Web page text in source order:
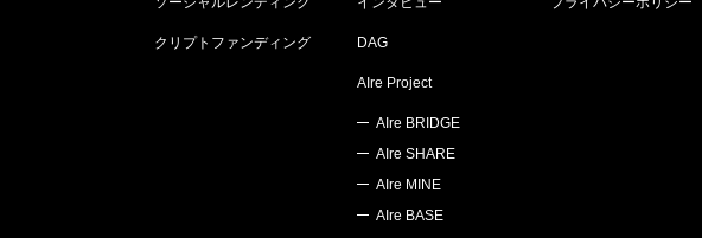
クリプトファンディング DAG
AIre Project
AIre BRIDGE
AIre SHARE
AIre MINE
AIre BASE